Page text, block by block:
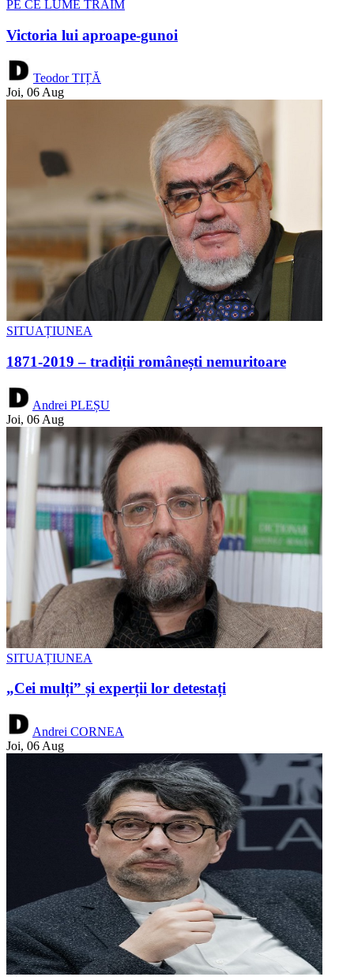
PE CE LUME TRĂIM
Victoria lui aproape-gunoi
Teodor TIȚĂ
Joi, 06 Aug
SITUAȚIUNEA
1871-2019 – tradiții românești nemuritoare
Andrei PLEȘU
Joi, 06 Aug
SITUAȚIUNEA
„Cei mulți” și experții lor detestați
Andrei CORNEA
Joi, 06 Aug